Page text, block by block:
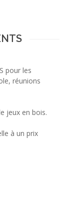
pour les
réunions
jeux en bois.
à un prix